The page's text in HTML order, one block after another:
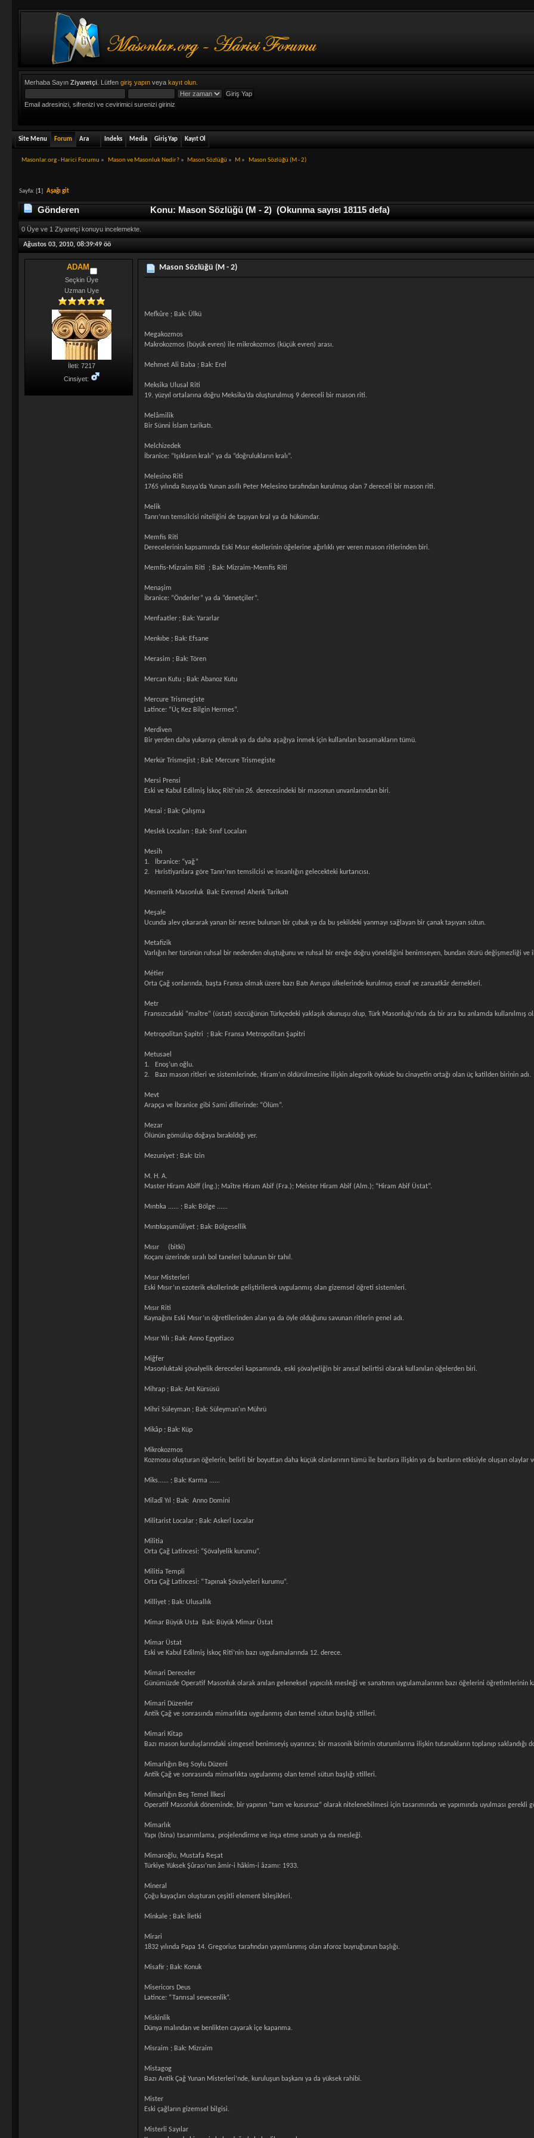
Merhaba SayınZiyaretçi . Lütfengiriş yapın veyakayıt olun
Email adresinizi, sifrenizi ve cevirimici surenizi giriniz
Site Menu Forum Ara Indeks Media Giriş Yap Kayıt Ol
Masonlar.org - Harici Forumu » Mason ve Masonluk Nedir?» Mason Sözlüğü » M » Mason Sözlüğü (M - 2)
Sayfa: [1]Aşağı git
Gönderen Konu: Mason Sözlüğü (M - 2) (Okunma sayısı 18115 defa)
0 Üye ve 1 Ziyaretçi konuyu incelemekte.
Ağustos 03, 2010, 08:39:49 öö
ADAM
Seçkin Üye
Uzman Uye
İleti: 7217
Cinsiyet:
Mason Sözlüğü (M - 2)
Mefkûre ; Bak: Ülkü
Megakozmos
Makrokozmos (büyük evren) ile mikrokozmos (küçük evren) arası.
Mehmet Ali Baba ; Bak: Erel
Meksika Ulusal Riti
19. yüzyıl ortalarına doğru Meksika’da oluşturulmuş 9 dereceli bir mason riti.
Melâmilik
Bir Sünni İslam tarikatı.
Melchizedek
İbranice: “Işıkların kralı” ya da “doğrulukların kralı”.
Melesino Riti
1765 yılında Rusya’da Yunan asıllı Peter Melesino tarafından kurulmuş olan 7 dereceli bir mason riti.
Melik
Tanrı’nın temsilcisi niteliğini de taşıyan kral ya da hükümdar.
Memfis Riti
Derecelerinin kapsamında Eski Mısır ekollerinin öğelerine ağırlıklı yer veren mason ritlerinden biri.
Memfis-Mizraim Riti ; Bak: Mizraim-Memfis Riti
Menaşim
İbranice: “Önderler” ya da “denetçiler”.
Menfaatler ; Bak: Yararlar
Menkıbe ; Bak: Efsane
Merasim ; Bak: Tören
Mercan Kutu ; Bak: Abanoz Kutu
Mercure Trismegiste
Latince: “Üç Kez Bilgin Hermes”.
Merdiven
Bir yerden daha yukarıya çıkmak ya da daha aşağıya inmek için kullanılan basamakların tümü.
Merkür Trismejist ; Bak: Mercure Trismegiste
Mersi Prensi
Eski ve Kabul Edilmiş İskoç Riti’nin 26. derecesindeki bir masonun unvanlarından biri.
Mesai ; Bak: Çalışma
Meslek Locaları ; Bak: Sınıf Locaları
Mesih
1. İbranice: “yağ”
2. Hıristiyanlara göre Tanrı’nın temsilcisi ve insanlığın gelecekteki kurtarıcısı.
Mesmerik Masonluk Bak: Evrensel Ahenk Tarikatı
Meşale
Ucunda alev çıkararak yanan bir nesne bulunan bir çubuk ya da bu şekildeki yanmayı sağlayan bir çanak taşıyan sütun.
Metafizik
Varlığın her türünün ruhsal bir nedenden oluştuğunu ve ruhsal bir ereğe doğru yöneldiğini benimseyen, bundan ötürü değişmezliği ve
Métier
Orta Çağ sonlarında, başta Fransa olmak üzere bazı Batı Avrupa ülkelerinde kurulmuş esnaf ve zanaatkâr dernekleri.
Metr
Fransızcadaki “maître” (üstat) sözcüğünün Türkçedeki yaklaşık okunuşu olup, Türk Masonluğu’nda da bir ara bu anlamda kullanılmış
Metropolitan Şapitri ; Bak: Fransa Metropolitan Şapitri
Metusael
1. Enoş’un oğlu.
2. Bazı mason ritleri ve sistemlerinde, Hiram’ın öldürülmesine ilişkin alegorik öyküde bu cinayetin ortağı olan üç katilden birinin adı.
Mevt
Arapça ve İbranice gibi Sami dillerinde: “Ölüm”.
Mezar
Ölünün gömülüp doğaya bırakıldığı yer.
Mezuniyet ; Bak: Izin
M. H. A.
Master Hiram Abiff (İng.); Maître Hiram Abif (Fra.); Meister Hiram Abif (Alm.); “Hiram Abif Üstat”.
Mıntıka ...... ; Bak: Bölge ......
Mıntıkaşumûliyet ; Bak: Bölgesellik
Mısır (bitki)
Koçanı üzerinde sıralı bol taneleri bulunan bir tahıl.
Mısır Misterleri
Eski Mısır’ın ezoterik ekollerinde geliştirilerek uygulanmış olan gizemsel öğreti sistemleri.
Mısır Riti
Kaynağını Eski Mısır’ın öğretilerinden alan ya da öyle olduğunu savunan ritlerin genel adı.
Mısır Yılı ; Bak: Anno Egyptiaco
Miğfer
Masonluktaki şövalyelik dereceleri kapsamında, eski şövalyeliğin bir anısal belirtisi olarak kullanılan öğelerden biri.
Mihrap ; Bak: Ant Kürsüsü
Mihri Süleyman ; Bak: Süleyman'ın Mührü
Mikâp ; Bak: Küp
Mikrokozmos
Kozmosu oluşturan öğelerin, belirli bir boyuttan daha küçük olanlarının tümü ile bunlara ilişkin ya da bunların etkisiyle oluşan olaylar
Miks...... ; Bak: Karma ......
Miladî Yıl ; Bak: Anno Domini
Militarist Localar ; Bak: Askerî Localar
Militia
Orta Çağ Latincesi: “Şövalyelik kurumu”.
Militia Templi
Orta Çağ Latincesi: “Tapınak Şövalyeleri kurumu”.
Milliyet ; Bak: Ulusallık
Mimar Büyük Usta Bak: Büyük Mimar Üstat
Mimar Üstat
Eski ve Kabul Edilmiş İskoç Riti’nin bazı uygulamalarında 12. derece.
Mimari Dereceler
Günümüzde Operatif Masonluk olarak anılan geleneksel yapıcılık mesleği ve sanatının uygulamalarının bazı öğelerini
Mimari Düzenler
Antik Çağ ve sonrasında mimarlıkta uygulanmış olan temel sütun başlığı stilleri.
Mimari Kitap
Bazı mason kuruluşlarındaki simgesel benimseyiş uyarınca; bir masonik birimin oturumlarına ilişkin tutanakların toplanıp saklandığı
Mimarlığın Beş Soylu Düzeni
Antik Çağ ve sonrasında mimarlıkta uygulanmış olan temel sütun başlığı stilleri.
Mimarlığın Beş Temel İlkesi
Operatif Masonluk döneminde, bir yapının “tam ve kusursuz” olarak nitelenebilmesi için tasarımında ve yapımında uyulması gerekli
Mimarlık
Yapı (bina) tasarımlama, projelendirme ve inşa etme sanatı ya da mesleği.
Mimaroğlu, Mustafa Reşat
Türkiye Yüksek Şûrası’nın âmir-i hâkim-i âzamı: 1933.
Mineral
Çoğu kayaçları oluşturan çeşitli element bileşikleri.
Minkale ; Bak: İletki
Mirari
1832 yılında Papa 14. Gregorius tarafından yayımlanmış olan aforoz buyruğunun başlığı.
Misafir ; Bak: Konuk
Misericors Deus
Latince: “Tanrısal sevecenlik”.
Miskinlik
Dünya malından ve benlikten cayarak içe kapanma.
Misraim ; Bak: Mizraim
Mistagog
Bazı Antik Çağ Yunan Misterleri’nde, kuruluşun başkanı ya da yüksek rahibi.
Mister
Eski çağların gizemsel bilgisi.
Misterli Sayılar